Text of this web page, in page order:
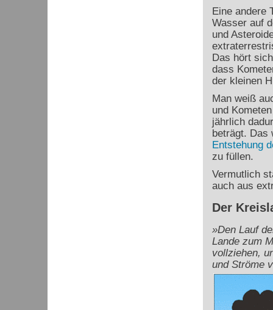
Eine andere
Wasser auf
und
Das hört
dass
der kleinen
Man weiß
und
jährlich
beträgt. Das
Entstehung
zu füllen.
Vermutlich
auch aus
Der
»Den Lauf
Lande zum
vollziehen,
und Ströme